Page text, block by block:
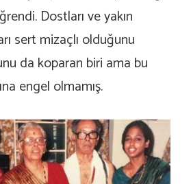
Dostları ve yakın
sert mizaçlı olduğunu
da koparan biri ama bu
engel olmamış.